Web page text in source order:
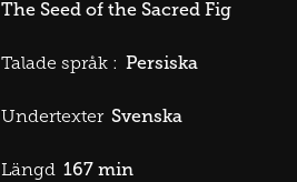
The Seed of the Sacred Fig
Talade språk : Persiska
Undertexter Svenska
Längd 167 min